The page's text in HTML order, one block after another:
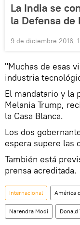
La India se
la Defensa de
9 de diciembre 2016,
"Muchas de esas
industria
El mandatario y la
Melania Trump,
la Casa Blanca.
Los dos
espera supere las
También está
prensa acreditada.
Internacional América
Narendra Modi Donald